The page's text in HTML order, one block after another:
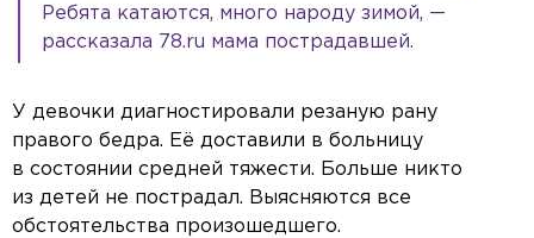
Ребята катаются, много народу зимой, —
рассказала 78.ru мама пострадавшей.
У девочки диагностировали резаную рану
правого бедра. Её доставили в больницу
в состоянии средней тяжести. Больше никто
из детей не пострадал. Выясняются все
обстоятельства произошедшего.